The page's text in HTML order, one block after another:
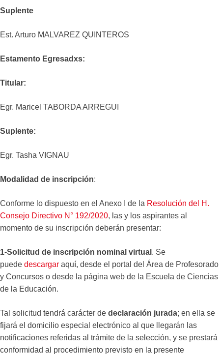
Suplente
Est. Arturo MALVAREZ QUINTEROS
Estamento Egresadxs:
Titular:
Egr. Maricel TABORDA ARREGUI
Suplente:
Egr. Tasha VIGNAU
Modalidad de inscripción:
Conforme lo dispuesto en el Anexo I de la Resolución del H.
Consejo Directivo N° 192/2020, las y los aspirantes al
momento de su inscripción deberán presentar:
1-Solicitud de inscripción nominal virtual . Se
puede descargar aquí, desde el portal del Área de Profesorado
y Concursos o desde la página web de la Escuela de Ciencias
de la Educación.
Tal solicitud tendrá carácter de declaración jurada; en ella se
fijará el domicilio especial electrónico al que llegarán las
notificaciones referidas al trámite de la selección, y se prestará
conformidad al procedimiento previsto en la presente